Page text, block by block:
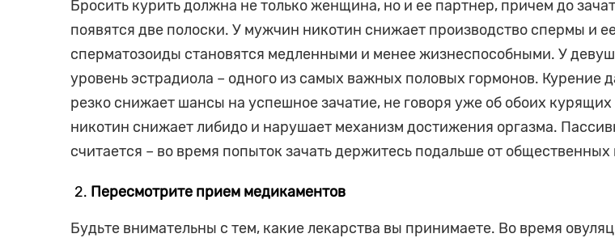
Бросить курить должна не только женщина, но и ее партнер, причем до
появятся две полоски. У мужчин никотин снижает производство спермы и
сперматозоиды становятся медленными и менее жизнеспособными. У
уровень эстрадиола – одного из самых важных половых гормонов. Курение
резко снижает шансы на успешное зачатие, не говоря уже об обоих курящих
никотин снижает либидо и нарушает механизм достижения оргазма.
считается – во время попыток зачать держитесь подальше от общественных
Пересмотрите прием медикаментов
Будьте внимательны с тем, какие лекарства вы принимаете. Во время